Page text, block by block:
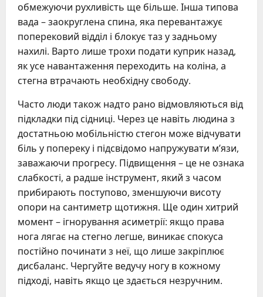
обмежуючи рухливість ще більше. Інша типова
вада – заокруглена спина, яка перевантажує
поперековий відділ і блокує таз у задньому
нахилі. Варто лише трохи подати куприк назад,
як усе навантаження переходить на коліна, а
стегна втрачають необхідну свободу.
Часто люди також надто рано відмовляються від
підкладки під сідниці. Через це навіть людина з
достатньою мобільністю стегон може відчувати
біль у попереку і підсвідомо напружувати м’язи,
заважаючи прогресу. Підвищення – це не ознака
слабкості, а радше інструмент, який з часом
прибирають поступово, зменшуючи висоту
опори на сантиметр щотижня. Ще один хитрий
момент – ігнорування асиметрії: якщо права
нога лягає на стегно легше, виникає спокуса
постійно починати з неї, що лише закріплює
дисбаланс. Чергуйте ведучу ногу в кожному
підході, навіть якщо це здається незручним.